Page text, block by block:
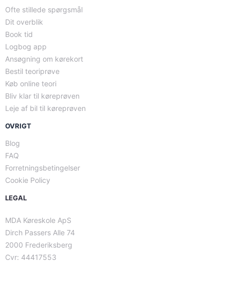
Ofte stillede spørgsmål
Dit overblik
Book tid
Logbog app
Ansøgning om kørekort
Bestil teoriprøve
Køb online teori
Bliv klar til køreprøven
Leje af bil til køreprøven
OVRIGT
Blog
FAQ
Forretningsbetingelser
Cookie Policy
LEGAL
MDA Køreskole ApS
Dirch Passers Alle 74
2000 Frederiksberg
Cvr: 44417553